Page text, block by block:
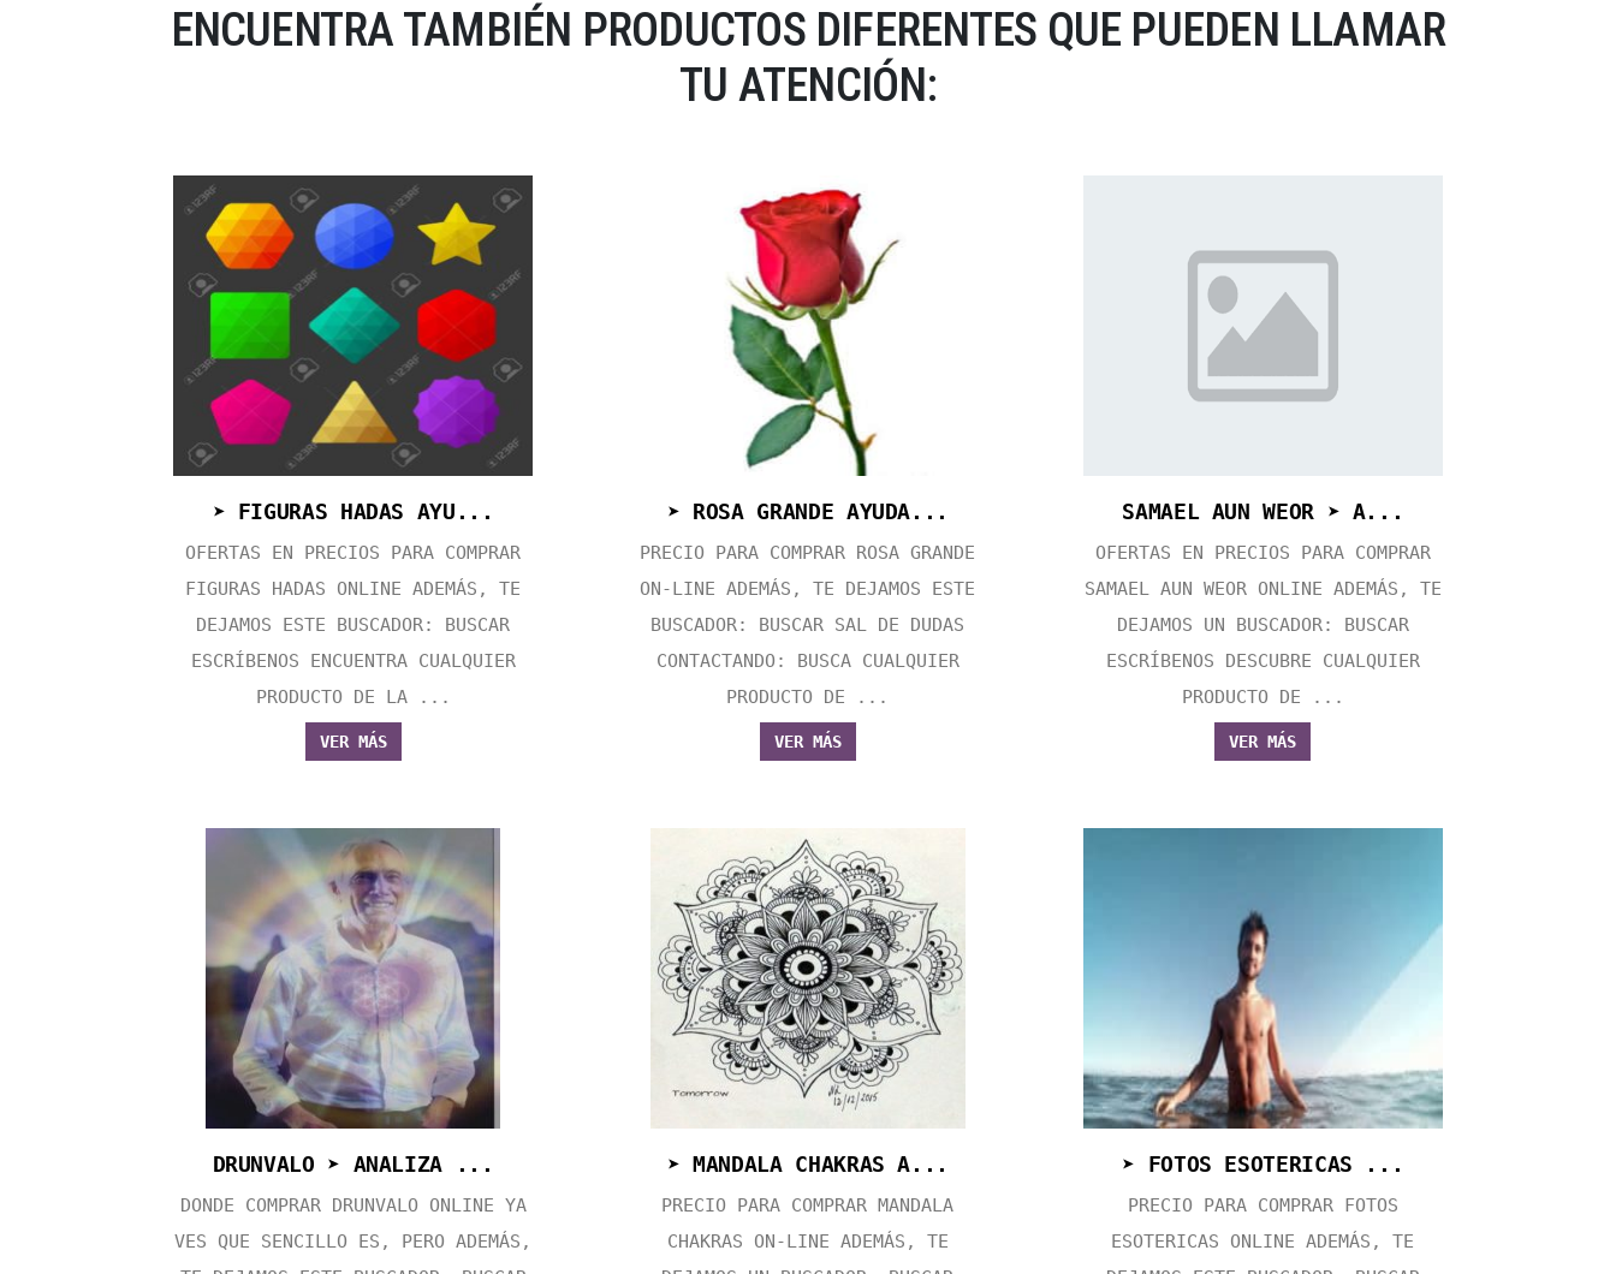
ENCUENTRA TAMBIÉN PRODUCTOS DIFERENTES QUE PUEDEN LLAMAR
TU ATENCIÓN:
➤ FIGURAS HADAS AYU...
OFERTAS EN PRECIOS PARA COMPRAR
FIGURAS HADAS ONLINE ADEMÁS, TE
DEJAMOS ESTE BUSCADOR: BUSCAR
ESCRÍBENOS ENCUENTRA CUALQUIER
PRODUCTO DE LA ...
VER MÁS
➤ ROSA GRANDE AYUDA...
PRECIO PARA COMPRAR ROSA GRANDE
ON-LINE ADEMÁS, TE DEJAMOS ESTE
BUSCADOR: BUSCAR SAL DE DUDAS
CONTACTANDO: BUSCA CUALQUIER
PRODUCTO DE ...
VER MÁS
SAMAEL AUN WEOR ➤ A...
OFERTAS EN PRECIOS PARA COMPRAR
SAMAEL AUN WEOR ONLINE ADEMÁS, TE
DEJAMOS UN BUSCADOR: BUSCAR
ESCRÍBENOS DESCUBRE CUALQUIER
PRODUCTO DE ...
VER MÁS
DRUNVALO ➤ ANALIZA ...
DONDE COMPRAR DRUNVALO ONLINE YA
VES QUE SENCILLO ES, PERO ADEMÁS,
➤ MANDALA CHAKRAS A...
PRECIO PARA COMPRAR MANDALA
CHAKRAS ON-LINE ADEMÁS, TE
➤ FOTOS ESOTERICAS ...
PRECIO PARA COMPRAR FOTOS
ESOTERICAS ONLINE ADEMÁS, TE